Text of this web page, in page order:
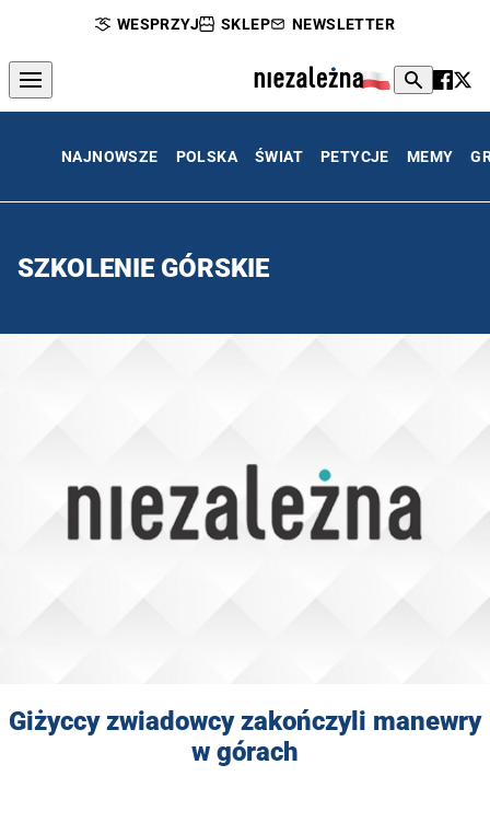
WESPRZYJ SKLEP NEWSLETTER
NAJNOWSZE POLSKA ŚWIAT PETYCJE MEMY
SZKOLENIE GÓRSKIE
Giżyccy zwiadowcy zakończyli manewry
w górach